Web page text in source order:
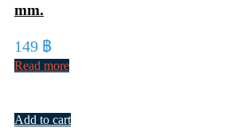
mm.
149 ฿
Read more
Add to cart